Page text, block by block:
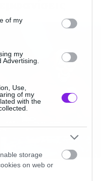
purposes in below Google
of my
my
Use,
of my
with the
storage
on web or
πλαίσιο της The
να παρουσιάσουν
δίσκο τους, μαζί με
το 1984 σε
– Δυτικής Γερμανίας
σε ένα από τα πιο
του ευρωπαϊκού
που πλέον
Με μια